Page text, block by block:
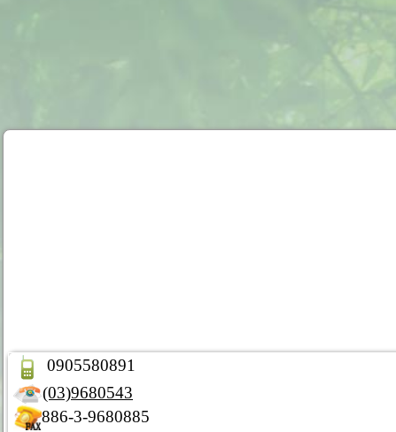
0905580891
(03)9680543
886-3-9680885